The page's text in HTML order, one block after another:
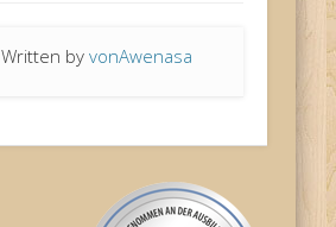
Written byvonAwenasa